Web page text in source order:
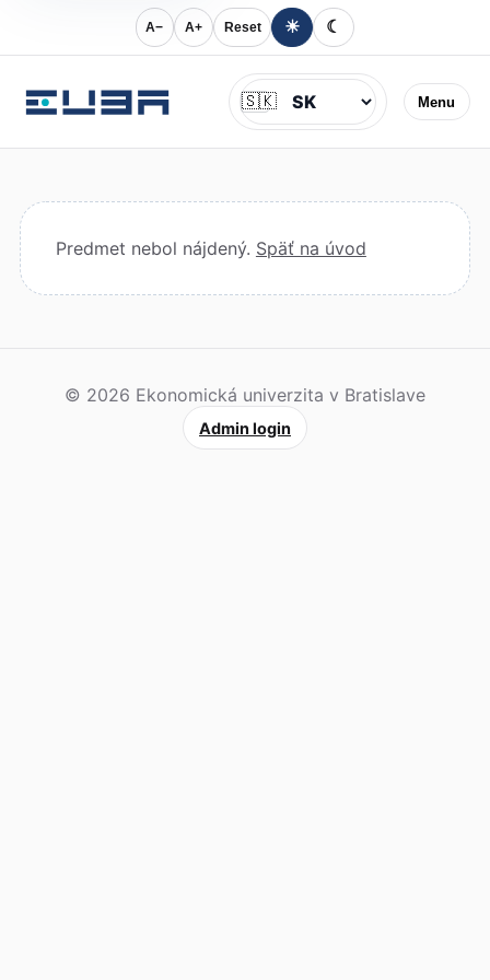
A− A+ Reset ☀ ☾
Menu
Jazyk
🇸🇰
Predmet nebol nájdený. Späť na úvod
© 2026 Ekonomická univerzita v Bratislave
Admin login